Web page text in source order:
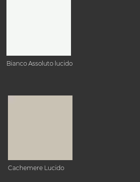
Bianco Assoluto lucido
Cachemere Lucido